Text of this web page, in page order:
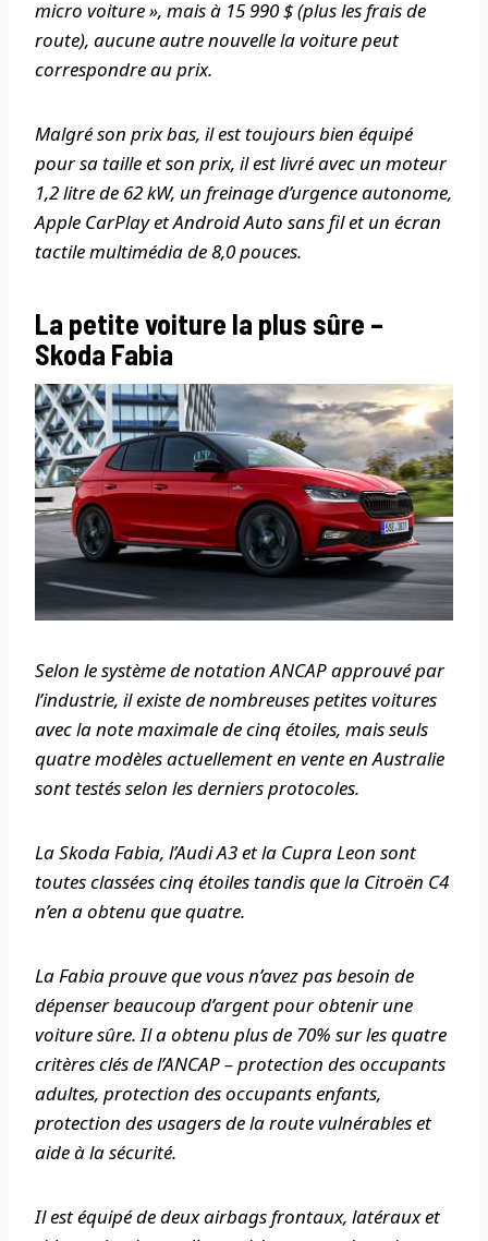
micro voiture », mais à 15 990 $ (plus les frais de
route), aucune autre nouvelle la voiture peut
correspondre au prix.
Malgré son prix bas, il est toujours bien équipé
pour sa taille et son prix, il est livré avec un moteur
1,2 litre de 62 kW, un freinage d’urgence autonome,
Apple CarPlay et Android Auto sans fil et un écran
tactile multimédia de 8,0 pouces.
La petite voiture la plus sûre –
Skoda Fabia
Selon le système de notation ANCAP approuvé par
l’industrie, il existe de nombreuses petites voitures
avec la note maximale de cinq étoiles, mais seuls
quatre modèles actuellement en vente en Australie
sont testés selon les derniers protocoles.
La Skoda Fabia, l’Audi A3 et la Cupra Leon sont
toutes classées cinq étoiles tandis que la Citroën C4
n’en a obtenu que quatre.
La Fabia prouve que vous n’avez pas besoin de
dépenser beaucoup d’argent pour obtenir une
voiture sûre. Il a obtenu plus de 70% sur les quatre
critères clés de l’ANCAP – protection des occupants
adultes, protection des occupants enfants,
protection des usagers de la route vulnérables et
aide à la sécurité.
Il est équipé de deux airbags frontaux, latéraux et